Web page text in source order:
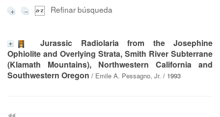
Refinar búsqueda
Jurassic Radiolaria from the Josephine
Ophiolite and Overlying Strata, Smith River Subterrane
(Klamath Mountains), Northwestern California and
Southwestern Oregon / Emile A. Pessagno, Jr. / 1993